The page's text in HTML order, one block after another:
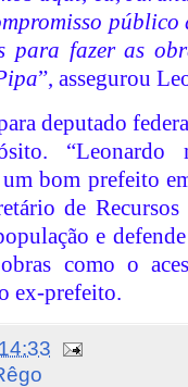
público
para fazer as
”, assegurou
deputado
bom prefeito
de
e
como o
ex-prefeito.
14:33